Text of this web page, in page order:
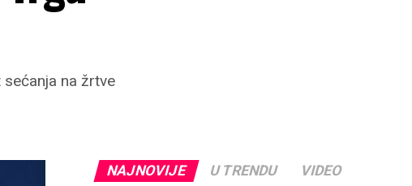
na žrtve
NAJNOVIJE U TRENDU VIDEO